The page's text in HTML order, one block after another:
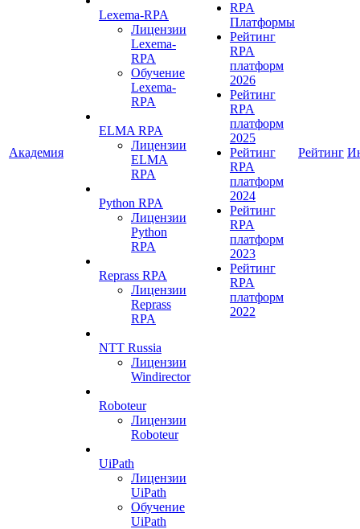
Академия
Lexema-RPA
Лицензии
Lexema-
RPA
Обучение
Lexema-
RPA
ELMA RPA
Лицензии
ELMA
RPA
Python RPA
Лицензии
Python
RPA
Reprass RPA
Лицензии
Reprass
RPA
NTT Russia
Лицензии
Windirector
Roboteur
Лицензии
Roboteur
UiPath
Лицензии
UiPath
Обучение
UiPath
RPA
Платформы
Рейтинг
RPA
платформ
2026
Рейтинг
RPA
платформ
2025
Рейтинг
RPA
платформ
2024
Рейтинг
RPA
платформ
2023
Рейтинг
RPA
платформ
2022
Рейтинг